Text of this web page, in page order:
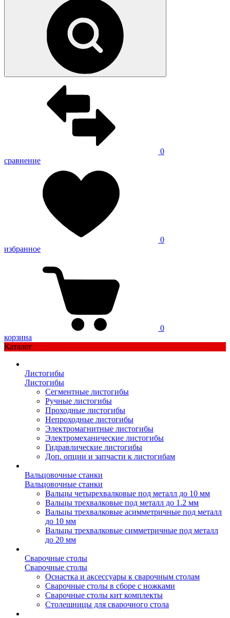
0
сравнение
0
избранное
0
корзина
Каталог
Листогибы
Листогибы
Сегментные листогибы
Ручные листогибы
Проходные листогибы
Непроходные листогибы
Электромагнитные листогибы
Электромеханические листогибы
Гидравлические листогибы
Доп. опции и запчасти к листогибам
Вальцовочные станки
Вальцовочные станки
Вальцы четырехвалковые под металл до 10 мм
Вальцы трехвалковые под металл до 1.2 мм
Вальцы трехвалковые асимметричные под металл
до 10 мм
Вальцы трехвалковые симметричные под металл
до 20 мм
Сварочные столы
Сварочные столы
Оснастка и аксессуары к сварочным столам
Сварочные столы в сборе с ножками
Сварочные столы кит комплекты
Столешницы для сварочного стола